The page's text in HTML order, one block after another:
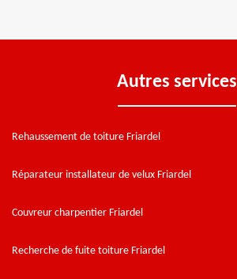
Autres services
Rehaussement de toiture Friardel
Réparateur installateur de velux Friardel
Couvreur charpentier Friardel
Recherche de fuite toiture Friardel